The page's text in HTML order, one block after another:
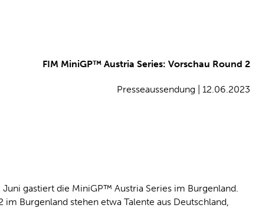
FIM MiniGP™ Austria Series: Vorschau Round 2
Presseaussendung | 12.06.2023
gastiert die MiniGP™ Austria Series im Burgenland.
Burgenland stehen etwa Talente aus Deutschland,